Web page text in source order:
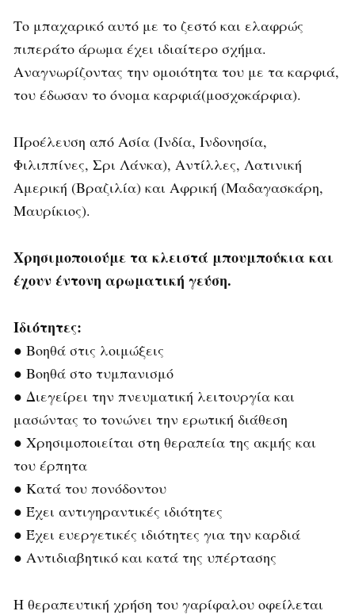
Το μπαχαρικό αυτό με το ζεστό και ελαφρώς
πιπεράτο άρωμα έχει ιδιαίτερο σχήμα.
Αναγνωρίζοντας την ομοιότητα του με τα καρφιά,
του έδωσαν το όνομα καρφιά(μοσχοκάρφια).
Προέλευση από Ασία (Ινδία, Ινδονησία,
Φιλιππίνες, Σρι Λάνκα), Αντίλλες, Λατινική
Αμερική (Βραζιλία) και Αφρική (Μαδαγασκάρη,
Μαυρίκιος).
Χρησιμοποιούμε τα κλειστά μπουμπούκια και
έχουν έντονη αρωματική γεύση.
Ιδιότητες:
● Βοηθά στις λοιμώξεις
● Βοηθά στο τυμπανισμό
● Διεγείρει την πνευματική λειτουργία και
μασώντας το τονώνει την ερωτική διάθεση
● Χρησιμοποιείται στη θεραπεία της ακμής και
του έρπητα
● Κατά του πονόδοντου
● Έχει αντιγηραντικές ιδιότητες
● Έχει ευεργετικές ιδιότητες για την καρδιά
● Αντιδιαβητικό και κατά της υπέρτασης
Η θεραπευτική χρήση του γαρίφαλου οφείλεται